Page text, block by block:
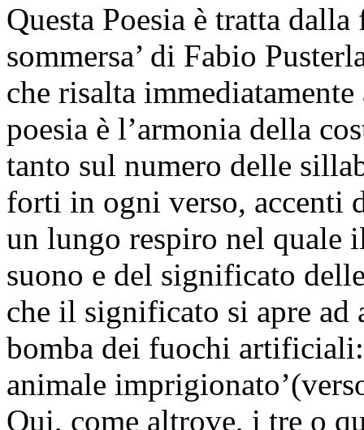
Questa Poesia è tratta
sommersa’ di Fabio
che risalta
poesia è l’armonia della
tanto sul numero delle
forti in ogni verso, accenti
un lungo respiro nel quale
suono e del significato
che il significato si apre
bomba dei fuochi
animale
Qui, come altrove, i tre o